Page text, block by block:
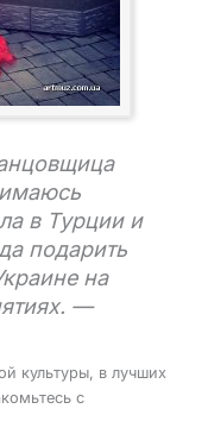
в Турции и
подарить
на
—
культуры, в лучших
с